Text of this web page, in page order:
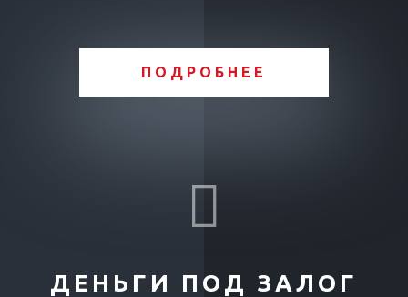
ПОДРОБНЕЕ

ДЕНЬГИ ПОД ЗАЛОГ